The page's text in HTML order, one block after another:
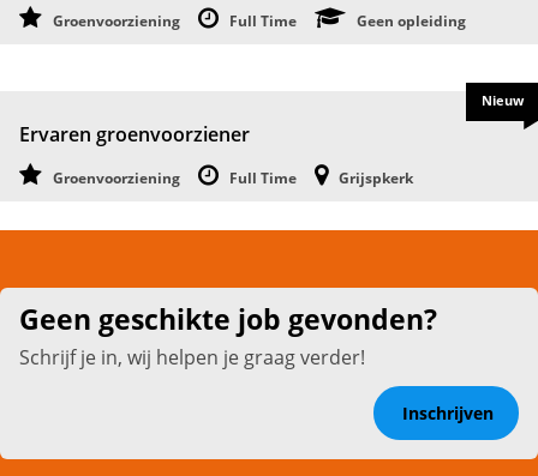
Groenvoorziening Full Time Geen opleiding
Ervaren groenvoorziener
Groenvoorziening Full Time Grijspkerk
Nieuw
Geen geschikte job gevonden?
Schrijf je in, wij helpen je graag verder!
Inschrijven